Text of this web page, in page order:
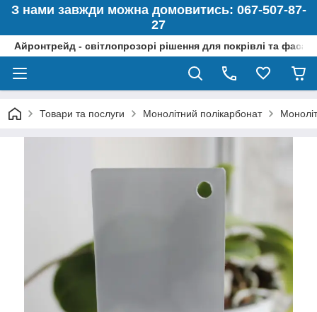
З нами завжди можна домовитись: 067-507-87-
27
Айронтрейд - світлопрозорі рішення для покрівлі та
Товари та послуги Монолітний полікарбонат